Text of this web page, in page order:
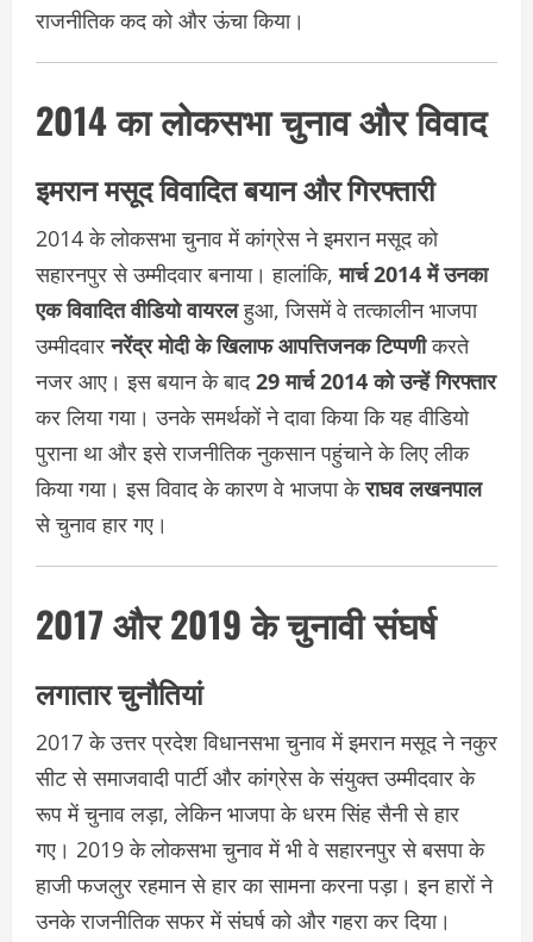
राजनीतिक कद को और ऊंचा किया।
2014 का लोकसभा चुनाव और विवाद
इमरान मसूद विवादित बयान और गिरफ्तारी
2014 के लोकसभा चुनाव में कांग्रेस ने इमरान मसूद को
सहारनपुर से उम्मीदवार बनाया। हालांकि,मार्च 2014 में उनका
एक विवादित वीडियो वायरलहुआ, जिसमें वे तत्कालीन भाजपा
उम्मीदवारनरेंद्र मोदी के खिलाफ आपत्तिजनक टिप्पणीकरते
नजर आए। इस बयान के बाद29 मार्च 2014 को उन्हें गिरफ्तार
कर लिया गया। उनके समर्थकों ने दावा किया कि यह वीडियो
पुराना था और इसे राजनीतिक नुकसान पहुंचाने के लिए लीक
किया गया। इस विवाद के कारण वे भाजपा केराघव लखनपाल
से चुनाव हार गए।
2017 और 2019 के चुनावी संघर्ष
लगातार चुनौतियां
2017 के उत्तर प्रदेश विधानसभा चुनाव में इमरान मसूद ने नकुर
सीट से समाजवादी पार्टी और कांग्रेस के संयुक्त उम्मीदवार के
रूप में चुनाव लड़ा, लेकिन भाजपा के धरम सिंह सैनी से हार
गए। 2019 के लोकसभा चुनाव में भी वे सहारनपुर से बसपा के
हाजी फजलुर रहमान से हार का सामना करना पड़ा। इन हारों ने
उनके राजनीतिक सफर में संघर्ष को और गहरा कर दिया।